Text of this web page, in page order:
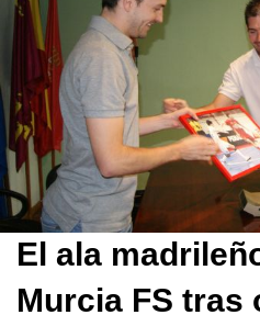
El ala
Murcia FS tras